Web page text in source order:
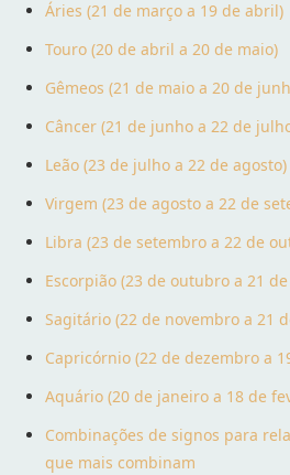
Áries (21 de março a 19 de abril)
Touro (20 de abril a 20 de maio)
Gêmeos (21 de maio a 20 de
Câncer (21 de junho a 22 de
Leão (23 de julho a 22 de agosto)
Virgem (23 de agosto a 22 de
Libra (23 de setembro a 22 de
Escorpião (23 de outubro a 21
Sagitário (22 de novembro a 21
Capricórnio (22 de dezembro a
Aquário (20 de janeiro a 18 de
Combinações de signos para
que mais combinam